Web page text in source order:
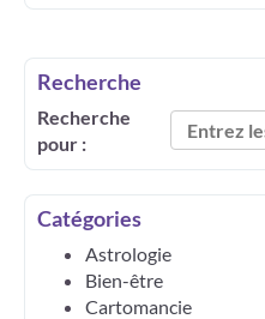
Recherche
Recherche
pour :
Catégories
Astrologie
Bien-être
Cartomancie